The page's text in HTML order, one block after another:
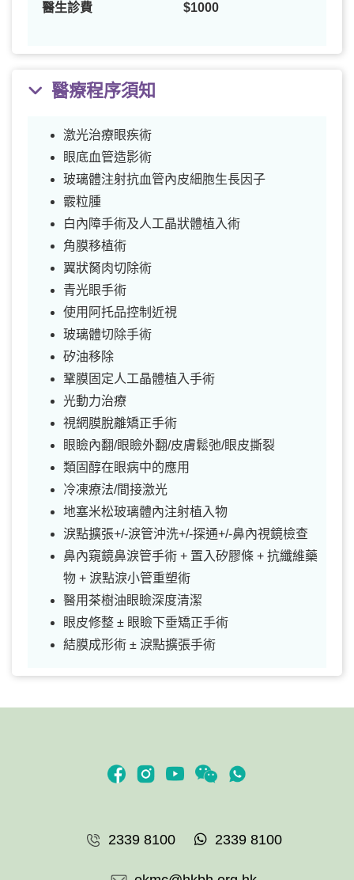
醫生診費 $1000
醫療程序須知
激光治療眼疾術
眼底血管造影術
玻璃體注射抗血管內皮細胞生長因子
霰粒腫
白內障手術及人工晶狀體植入術
角膜移植術
翼狀胬肉切除術
青光眼手術
使用阿托品控制近視
玻璃體切除手術
矽油移除
鞏膜固定人工晶體植入手術
光動力治療
視網膜脫離矯正手術
眼瞼內翻/眼瞼外翻/皮膚鬆弛/眼皮撕裂
類固醇在眼病中的應用
冷凍療法/間接激光
地塞米松玻璃體內注射植入物
淚點擴張+/-淚管沖洗+/-探通+/-鼻內視鏡檢查
鼻內窺鏡鼻淚管手術 + 置入矽膠條 + 抗纖維藥
物 + 淚點淚小管重塑術
醫用茶樹油眼瞼深度清潔
眼皮修整 ± 眼瞼下垂矯正手術
結膜成形術 ± 淚點擴張手術
2339 8100 2339 8100